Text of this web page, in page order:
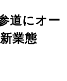
道にオー
業態